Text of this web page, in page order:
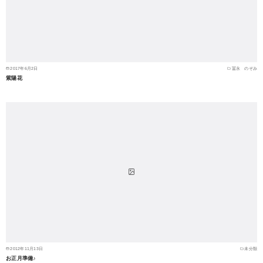
2017年6月2日 冨永 のぞみ
紫陽花
2012年11月13日 未分類
お正月準備♪